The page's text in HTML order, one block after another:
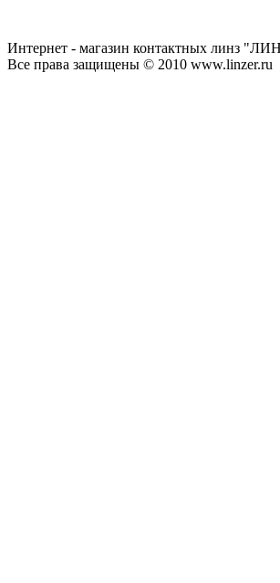
Интернет - магазин контактных линз
Все права защищены © 2010 www.linzer.ru